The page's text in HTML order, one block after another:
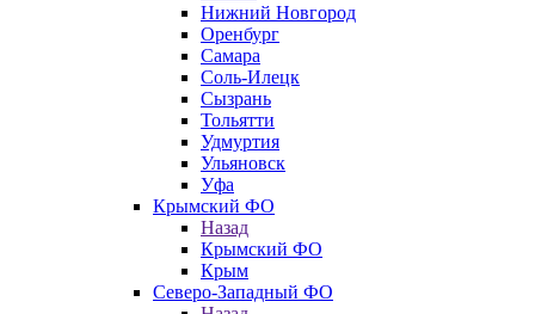
Нижний Новгород
Оренбург
Самара
Соль-Илецк
Сызрань
Тольятти
Удмуртия
Ульяновск
Уфа
Крымский ФО
Назад
Крымский ФО
Крым
Северо-Западный ФО